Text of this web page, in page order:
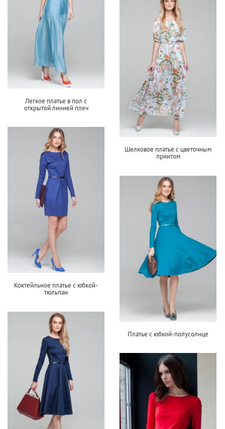
Легкое платье в пол с
открытой линией плеч
Шелковое платье с цветочным
принтом
Коктейльное платье с юбкой-
тюльпан
Платье с юбкой-полусолнце